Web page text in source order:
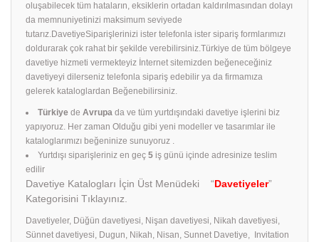
oluşabilecek tüm hataların, eksiklerin ortadan kaldırılmasından dolayı
da memnuniyetinizi maksimum seviyede
tutarız.DavetiyeSiparişlerinizi ister telefonla ister sipariş formlarımızı
doldurarak çok rahat bir şekilde verebilirsiniz.Türkiye de tüm bölgeye
davetiye hizmeti vermekteyiz İnternet sitemizden beğeneceğiniz
davetiyeyi dilerseniz telefonla sipariş edebilir ya da firmamıza
gelerek kataloglardan Beğenebilirsiniz.
Türkiye de Avrupa da ve tüm yurtdışındaki davetiye işlerini biz
yapıyoruz. Her zaman Olduğu gibi yeni modeller ve tasarımlar ile
kataloglarımızı beğeninize sunuyoruz .
Yurtdışı siparişleriniz en geç 5 iş günü içinde adresinize teslim
edilir
Davetiye Katalogları İçin Üst Menüdeki “Davetiyeler”
Kategorisini Tıklayınız.
Davetiyeler, Düğün davetiyesi, Nişan davetiyesi, Nikah davetiyesi,
Sünnet davetiyesi, Dugun, Nikah, Nisan, Sunnet Davetiye, Invitation